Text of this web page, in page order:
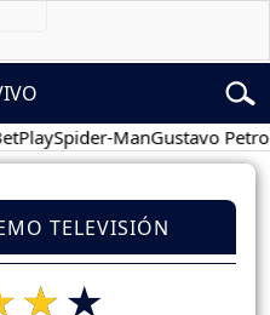
Spider-ManGustavo Petro
TELEVISIÓN